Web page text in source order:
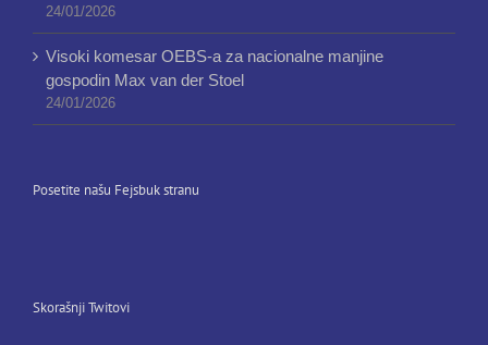
24/01/2026
Visoki komesar OEBS-a za nacionalne manjine
gospodin Max van der Stoel
24/01/2026
Posetite našu Fejsbuk stranu
Skorašnji Twitovi